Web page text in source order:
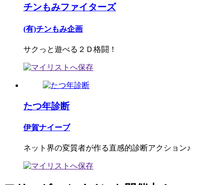
チンもみファイターズ
(有)チンもみ企画
サクっと遊べる２Ｄ格闘！
たつ年診断
伊賀ナイーブ
ネット界の変質者が作る直感的診断アクション♪